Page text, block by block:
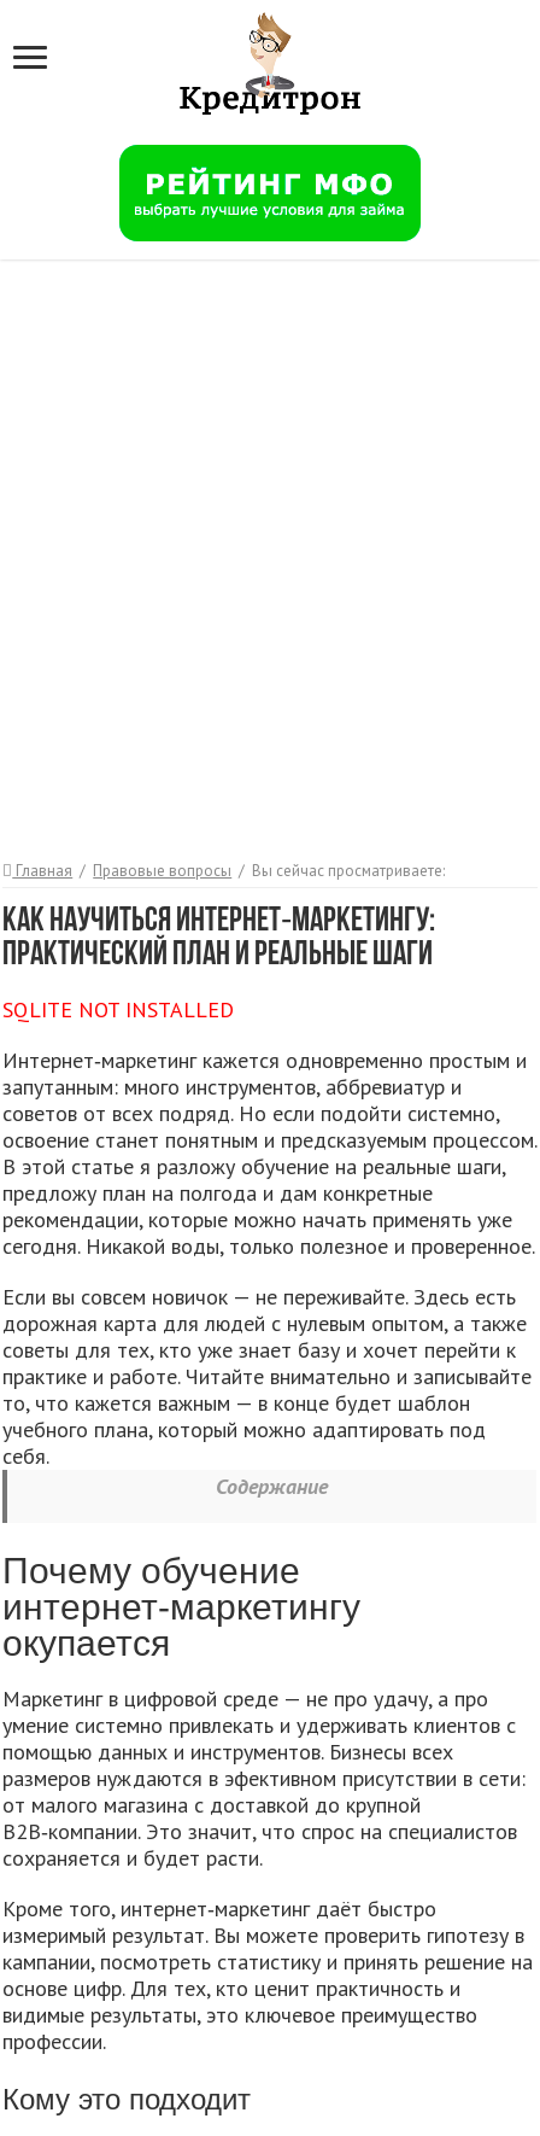
Главная / Правовые вопросы / Вы сейчас просматриваете:
Как научиться интернет‑маркетингу:
практический план и реальные шаги
SQLITE NOT INSTALLED
Интернет‑маркетинг кажется одновременно простым и
запутанным: много инструментов, аббревиатур и
советов от всех подряд. Но если подойти системно,
освоение станет понятным и предсказуемым процессом.
В этой статье я разложу обучение на реальные шаги,
предложу план на полгода и дам конкретные
рекомендации, которые можно начать применять уже
сегодня. Никакой воды, только полезное и проверенное.
Если вы совсем новичок — не переживайте. Здесь есть
дорожная карта для людей с нулевым опытом, а также
советы для тех, кто уже знает базу и хочет перейти к
практике и работе. Читайте внимательно и записывайте
то, что кажется важным — в конце будет шаблон
учебного плана, который можно адаптировать под
себя.
Содержание
Почему обучение
интернет‑маркетингу
окупается
Маркетинг в цифровой среде — не про удачу, а про
умение системно привлекать и удерживать клиентов с
помощью данных и инструментов. Бизнесы всех
размеров нуждаются в эфективном присутствии в сети:
от малого магазина с доставкой до крупной
B2B‑компании. Это значит, что спрос на специалистов
сохраняется и будет расти.
Кроме того, интернет‑маркетинг даёт быстро
измеримый результат. Вы можете проверить гипотезу в
кампании, посмотреть статистику и принять решение на
основе цифр. Для тех, кто ценит практичность и
видимые результаты, это ключевое преимущество
профессии.
Кому это подходит